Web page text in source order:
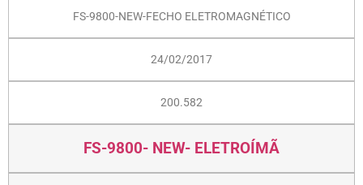
FS-9800-NEW-FECHO ELETROMAGNÉTICO
24/02/2017
200.582
FS-9800- NEW- ELETROÍMÃ